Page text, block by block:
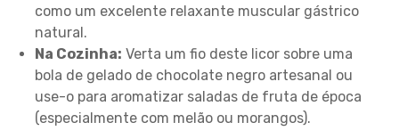
como um excelente relaxante muscular gástrico
natural.
Na Cozinha: Verta um fio deste licor sobre uma
bola de gelado de chocolate negro artesanal ou
use-o para aromatizar saladas de fruta de época
(especialmente com melão ou morangos).